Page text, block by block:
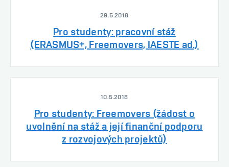
29.5.2018
Pro studenty: pracovní stáž
(ERASMUS+, Freemovers, IAESTE ad.)
10.5.2018
Pro studenty: Freemovers (žádost o
uvolnění na stáž a její finanční podporu
z rozvojových projektů)